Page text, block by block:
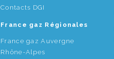
Contacts DGI
France gaz Régionales
France gaz Auvergne
Rhône-Alpes